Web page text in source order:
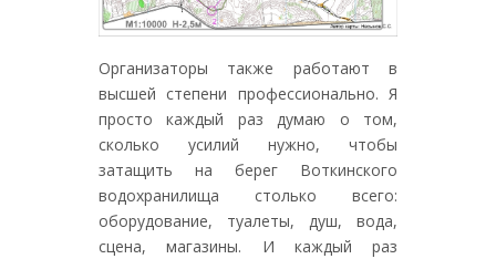
Организаторы также работают в
высшей степени профессионально. Я
просто каждый раз думаю о том,
сколько усилий нужно, чтобы
затащить на берег Воткинского
водохранилища столько всего:
оборудование, туалеты, душ, вода,
сцена, магазины. И каждый раз